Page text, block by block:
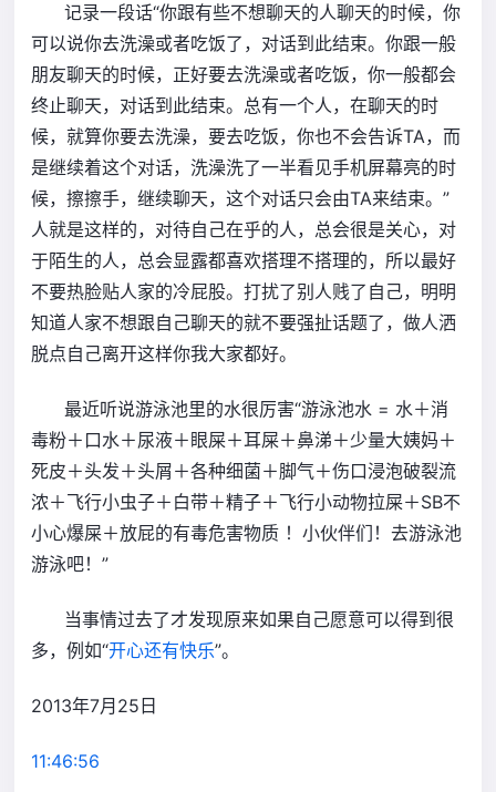
记录一段话“你跟有些不想聊天的人聊天的时候，你
可以说你去洗澡或者吃饭了，对话到此结束。你跟一般
朋友聊天的时候，正好要去洗澡或者吃饭，你一般都会
终止聊天，对话到此结束。总有一个人，在聊天的时
候，就算你要去洗澡，要去吃饭，你也不会告诉TA，而
是继续着这个对话，洗澡洗了一半看见手机屏幕亮的时
候，擦擦手，继续聊天，这个对话只会由TA来结束。”
人就是这样的，对待自己在乎的人，总会很是关心，对
于陌生的人，总会显露都喜欢搭理不搭理的，所以最好
不要热脸贴人家的冷屁股。打扰了别人贱了自己，明明
知道人家不想跟自己聊天的就不要强扯话题了，做人洒
脱点自己离开这样你我大家都好。
最近听说游泳池里的水很厉害“游泳池水 = 水＋消
毒粉＋口水＋尿液＋眼屎＋耳屎＋鼻涕＋少量大姨妈＋
死皮＋头发＋头屑＋各种细菌＋脚气＋伤口浸泡破裂流
浓＋飞行小虫子＋白带＋精子＋飞行小动物拉屎＋SB不
小心爆屎＋放屁的有毒危害物质 ！小伙伴们！去游泳池
游泳吧！”
当事情过去了才发现原来如果自己愿意可以得到很
多，例如“开心还有快乐”。
2013年7月25日
11:46:56